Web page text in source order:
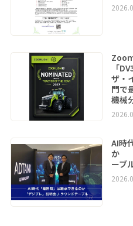
「
ザ・
門で
機械
AI時
か
ーブ